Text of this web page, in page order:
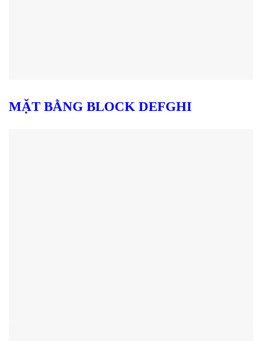
MẶT BẰNG BLOCK DEFGHI